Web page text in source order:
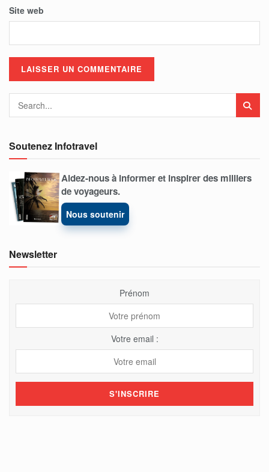
Site web
Soutenez Infotravel
Aidez-nous à informer et inspirer des milliers
de voyageurs.
Nous soutenir
Newsletter
Prénom
Votre email :